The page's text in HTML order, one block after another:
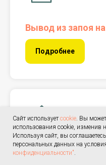
Вывод из запоя
Подробнее
Вывод из запоя в
Сайт используетcookie. Вы
использования cookie, изменив
Используя сайт, вы
персональных данных на
конфиденциальности".